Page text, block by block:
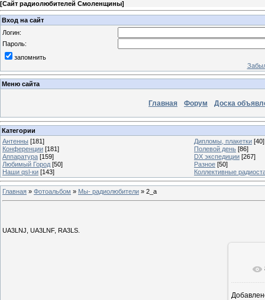
[Сайт радиолюбителей Смоленщины]
Вход на сайт
Логин:
Пароль:
запомнить
Меню сайта
Главная Форум Доска
Категории
Антенны [181] Дипломы, плакетки [40]
Конференции [181] Полевой день [86]
Аппаратура [159] DX экспедиции [267]
Любимый Город [50] Разное [50]
Наши qsl-ки [143] Коллективные
Главная » Фотоальбом » Мы- радиолюбители » 2_а
UA3LNJ, UA3LNF, RA3LS.